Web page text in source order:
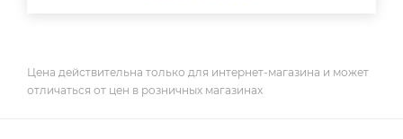
Цена действительна только для интернет-магазина и может
отличаться от цен в розничных магазинах